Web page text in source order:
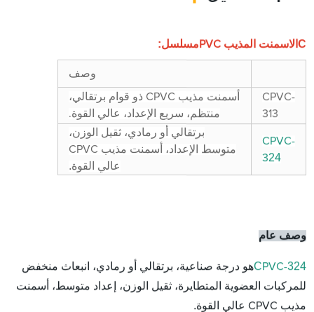
C الاسمنت المذيب PVC مسلسل:
وصف
CPVC-
313
أسمنت مذيب CPVC ذو قوام برتقالي،
منتظم، سريع الإعداد، عالي القوة.
CPVC-
324
برتقالي أو رمادي، ثقيل الوزن،
متوسط ​​الإعداد، أسمنت مذيب CPVC
عالي القوة.
وصف عام
CPVC-324
هو درجة صناعية، برتقالي أو رمادي، انبعاث منخفض
للمركبات العضوية المتطايرة، ثقيل الوزن، إعداد متوسط، أسمنت
مذيب CPVC عالي القوة
.